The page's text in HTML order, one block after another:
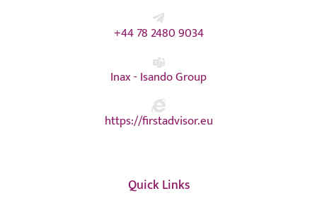
+44 78 2480 9034
Inax - Isando Group
https://firstadvisor.eu
Quick Links